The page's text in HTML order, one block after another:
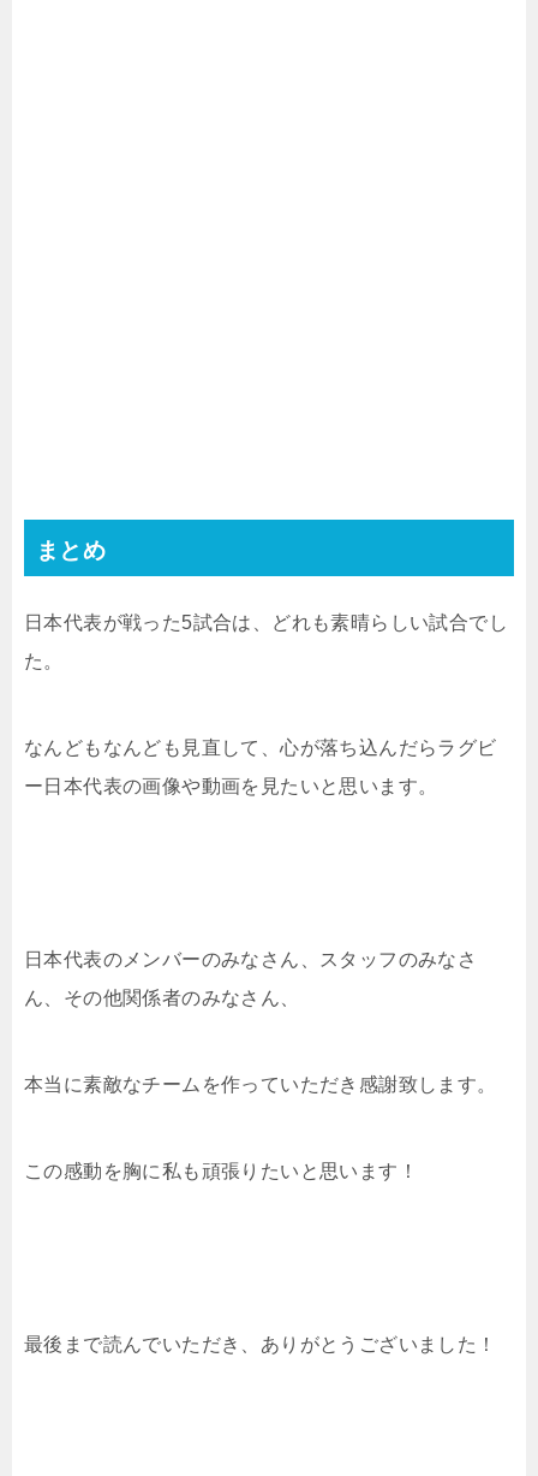
まとめ
日本代表が戦った5試合は、どれも素晴らしい試合でし
た。
なんどもなんども見直して、心が落ち込んだらラグビ
ー日本代表の画像や動画を見たいと思います。
日本代表のメンバーのみなさん、スタッフのみなさ
ん、その他関係者のみなさん、
本当に素敵なチームを作っていただき感謝致します。
この感動を胸に私も頑張りたいと思います！
最後まで読んでいただき、ありがとうございました！